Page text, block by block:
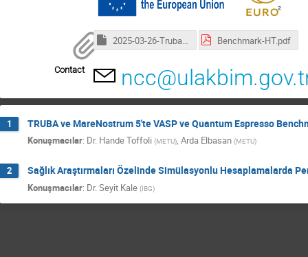
2025-03-26-Truba-webinar.key Benchmark-HT.pdf
Contact
1 TRUBA ve MareNostrum 5'te VASP ve Quantum Espresso
Konuşmacılar: Dr. Hande Toffoli (METU), Arda Elbasan (METU)
2 Sağlık Araştırmaları Özelinde Simülasyonlu Hesaplamalarda
Konuşmacılar: Dr.Seyit Kale (İBG)